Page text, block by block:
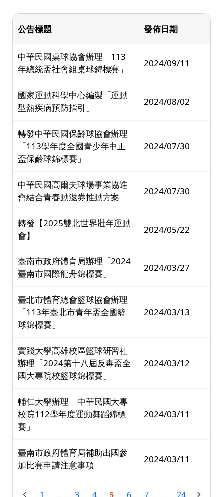
公告標題 發佈日期
中華民國桌球協會辦理「113
年總統盃社會組桌球錦標賽」
2024/09/11
國家運動科學中心編製「運動
型熱疾病預防指引」
2024/08/02
轉發中華民國保齡球協會辦理
「113學年度全國青少年中正
盃保齡球錦標賽」
2024/07/30
中華民國高爾夫球場事業協進
會結合青春動滋券推動方案
2024/07/30
轉發【2025雙北世界壯年運動
會】
2024/05/22
臺南市政府體育局辦理「2024
臺南市國際龍舟錦標賽」
2024/03/27
臺北市體育總會籃球協會辦理
「113年臺北市青年盃全國籃
球錦標賽」
2024/03/13
實踐大學高雄校區籃球研習社
辦理「2024第十八屆反毒盃全
國大專院校籃球錦標賽」
2024/03/12
輔仁大學辦理「中華民國大專
校院112學年度運動舞蹈錦標
賽」
2024/03/11
臺南市政府體育局補助出國參
加比賽申請注意事項
2024/03/11
1 ... 3 4 5 6 7 ... 24